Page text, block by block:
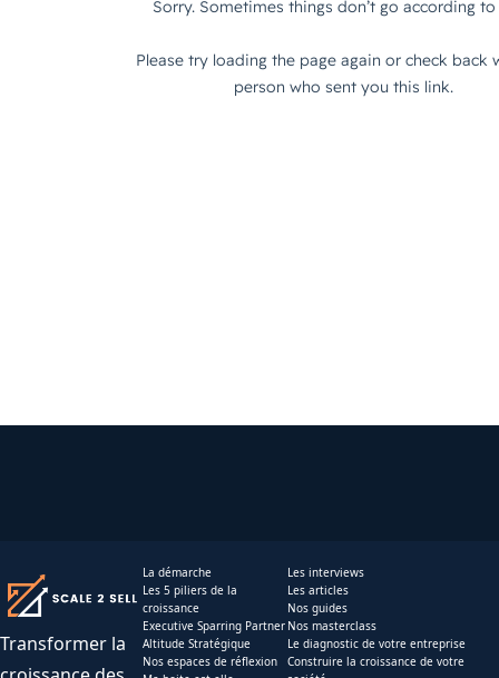
Transformer la
La démarche
Les 5 piliers de la
croissance
Executive Sparring Partner
Altitude Stratégique
Nos espaces de réflexion
Les interviews
Les articles
Nos guides
Nos masterclass
Le diagnostic de votre entreprise
Construire la croissance de votre